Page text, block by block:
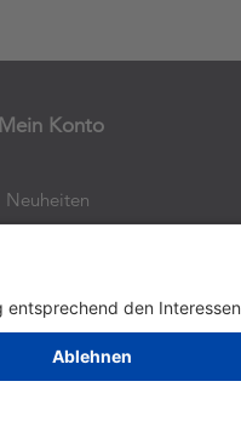
Mein Konto
Neuheiten
Suche